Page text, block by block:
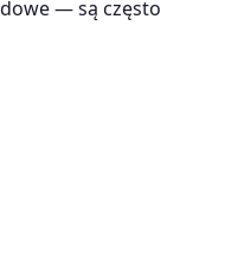
— są często